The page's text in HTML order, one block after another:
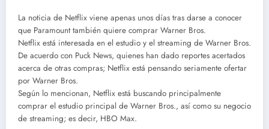
La noticia de Netflix viene apenas unos días tras darse a conocer
que Paramount también quiere comprar Warner Bros.
Netflix está interesada en el estudio y el streaming de Warner Bros.
De acuerdo con Puck News, quienes han dado reportes acertados
acerca de otras compras; Netflix está pensando seriamente ofertar
por Warner Bros.
Según lo mencionan, Netflix está buscando principalmente
comprar el estudio principal de Warner Bros., así como su negocio
de streaming; es decir, HBO Max.